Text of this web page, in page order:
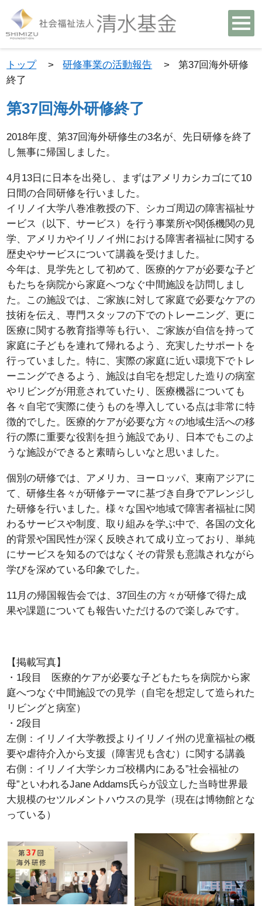
トップ > 研修事業の活動報告 >
第37回海外研修
終了
第37回海外研修終了
2018年度、第37回海外研修生の3名が、先日研修を終了
し無事に帰国しました。
4月13日に日本を出発し、まずはアメリカシカゴにて10
日間の合同研修を行いました。
イリノイ大学八巻准教授の下、シカゴ周辺の障害福祉サ
ービス（以下、サービス）を行う事業所や関係機関の見
学、アメリカやイリノイ州における障害者福祉に関する
歴史やサービスについて講義を受けました。
今年は、見学先として初めて、医療的ケアが必要な子ど
もたちを病院から家庭へつなぐ中間施設を訪問しまし
た。この施設では、ご家族に対して家庭で必要なケアの
技術を伝え、専門スタッフの下でのトレーニング、更に
医療に関する教育指導等も行い、ご家族が自信を持って
家庭に子どもを連れて帰れるよう、充実したサポートを
行っていました。特に、実際の家庭に近い環境下でトレ
ーニングできるよう、施設は自宅を想定した造りの病室
やリビングが用意されていたり、医療機器についても
各々自宅で実際に使うものを導入している点は非常に特
徴的でした。医療的ケアが必要な方々の地域生活への移
行の際に重要な役割を担う施設であり、日本でもこのよ
うな施設ができると素晴らしいなと思いました。
個別の研修では、アメリカ、ヨーロッパ、東南アジアに
て、研修生各々が研修テーマに基づき自身でアレンジし
た研修を行いました。様々な国や地域で障害者福祉に関
わるサービスや制度、取り組みを学ぶ中で、各国の文化
的背景や国民性が深く反映されて成り立っており、単純
にサービスを知るのではなくその背景も意識されながら
学びを深めている印象でした。
11月の帰国報告会では、37回生の方々が研修で得た成
果や課題についても報告いただけるので楽しみです。
【掲載写真】
・1段目 医療的ケアが必要な子どもたちを病院から家
庭へつなぐ中間施設での見学（自宅を想定して造られた
リビングと病室）
・2段目
左側：イリノイ大学教授よりイリノイ州の児童福祉の概
要や虐待介入から支援（障害児も含む）に関する講義
右側：イリノイ大学シカゴ校構内にある”社会福祉の
母”といわれるJane Addams氏らが設立した当時世界最
大規模のセツルメントハウスの見学（現在は博物館とな
っている）